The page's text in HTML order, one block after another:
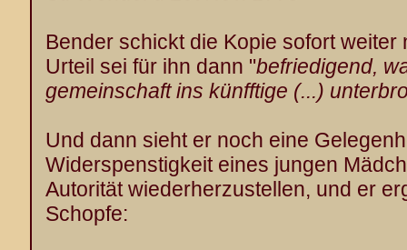
Bender schickt die Kopie sofort weiter
Urteil sei für ihn dann "befriedigend,
gemeinschaft ins künfftige (...)
Und dann sieht er noch eine
Widerspenstigkeit eines jungen
Autorität wiederherzustellen, und er
Schopfe: